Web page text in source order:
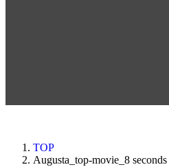
TOP
Augusta_top-movie_8 seconds